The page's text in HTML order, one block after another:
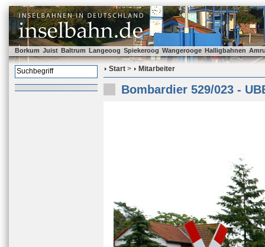
Borkum Juist Baltrum Langeoog Spiekeroog Wangerooge Halligbahnen
Start > Mitarbeiter
Bombardier 529/023 -